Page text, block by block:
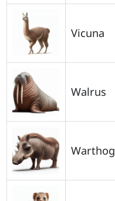
Vicuna
Walrus
Warthog